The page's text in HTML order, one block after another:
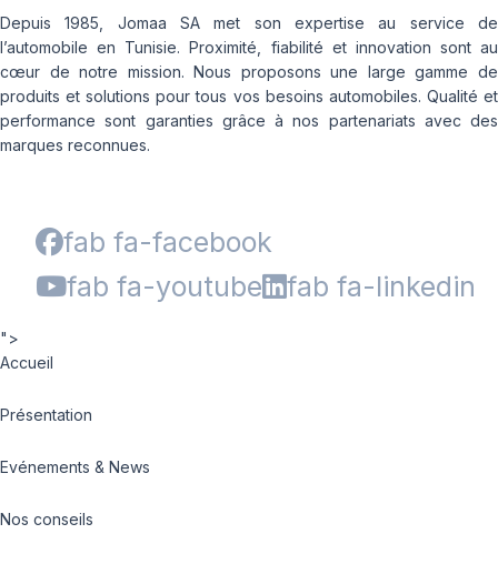
Depuis 1985, Jomaa SA met son expertise au service de
l’automobile en Tunisie. Proximité, fiabilité et innovation sont au
cœur de notre mission. Nous proposons une large gamme de
produits et solutions pour tous vos besoins automobiles. Qualité et
performance sont garanties grâce à nos partenariats avec des
marques reconnues.
fab fa-facebook
fab fa-youtube
fab fa-linkedin
">
Accueil
Présentation
Evénements & News
Nos conseils